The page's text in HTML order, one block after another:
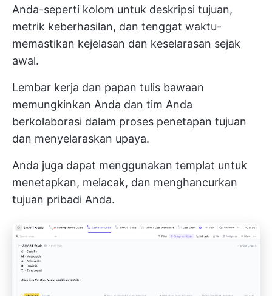
Anda-seperti kolom untuk deskripsi tujuan,
metrik keberhasilan, dan tenggat waktu-
memastikan kejelasan dan keselarasan sejak
awal.
Lembar kerja dan papan tulis bawaan
memungkinkan Anda dan tim Anda
berkolaborasi dalam proses penetapan tujuan
dan menyelaraskan upaya.
Anda juga dapat menggunakan templat untuk
menetapkan, melacak, dan menghancurkan
tujuan pribadi Anda.